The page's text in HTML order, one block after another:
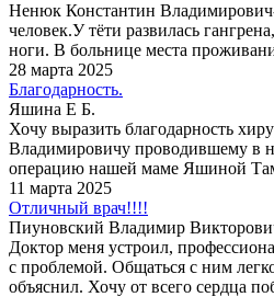
Ненюк Константин
человек.У тёти развилась
ноги. В больнице места
28 марта 2025
Благодарность.
Яшина Е Б.
Хочу выразить благодарность
Владимировичу проводившему в
операцию нашей маме Яшиной
11 марта 2025
Отличный врач!!!!
Пиуновский Владимир
Доктор меня устроил,
с проблемой. Общаться с ним
объяснил. Хочу от всего сердца